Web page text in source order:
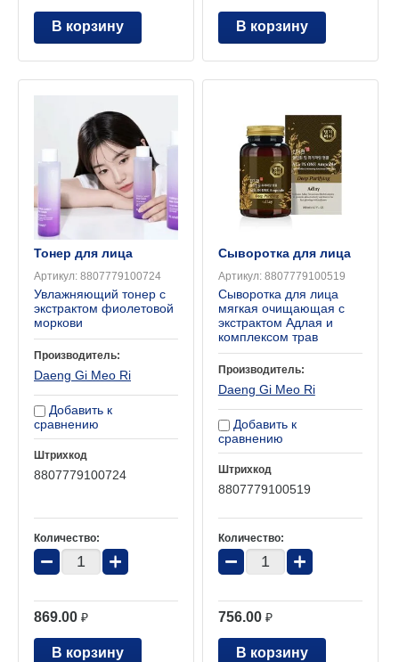
В корзину В корзину
Тонер для лица
Артикул: 8807779100724
Увлажняющий тонер с
экстрактом фиолетовой
моркови
Производитель:
Daeng Gi Meo Ri
Добавить к
сравнению
Штрихкод
8807779100724
Количество:
− +
869.00 ₽
В корзину
Сыворотка для лица
Артикул:8807779100519
Сыворотка для лица
мягкая очищающая с
экстрактом Адлая и
комплексом трав
Производитель:
Daeng Gi Meo Ri
Добавить к
сравнению
Штрихкод
8807779100519
Количество:
− +
756.00 ₽
В корзину